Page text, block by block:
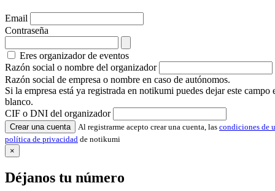
Email
Contraseña
Eres organizador de eventos
Razón social o nombre del organizador
Razón social de empresa o nombre en caso de autónomos.
Si la empresa está ya registrada en notikumi puedes dejar este campo
blanco.
CIF o DNI del organizador
Crear una cuenta Al registrarme acepto crear una cuenta, las condiciones de
política de privacidad de notikumi
×
Déjanos tu número